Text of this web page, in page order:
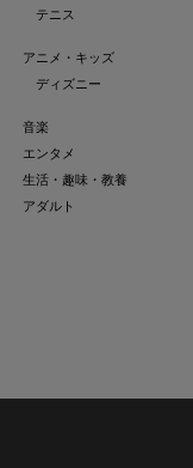
テニス
アニメ・キッズ
ディズニー
音楽
エンタメ
生活・趣味・教養
アダルト